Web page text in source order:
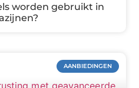
worden gebruikt in
AANBIEDINGEN